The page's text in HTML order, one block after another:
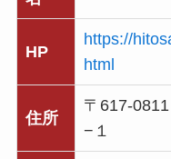
HP
https://
html
住所
〒617-
−１